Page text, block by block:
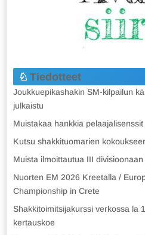
Tiedotteet
Joukkuepikashakin SM-kilpailun
julkaistu
Muistakaa hankkia
Kutsu shakkituomarien
Muista ilmoittautua III
Nuorten EM 2026 Kreetalla /
Championship in Crete
Shakkitoimitsijakurssi verkossa la
kertauskoe